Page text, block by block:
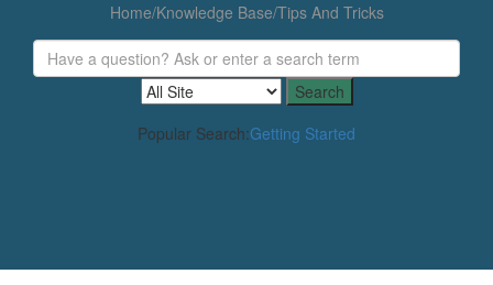
Home/Knowledge Base/Tips And Tricks
Popular Search:Getting Started